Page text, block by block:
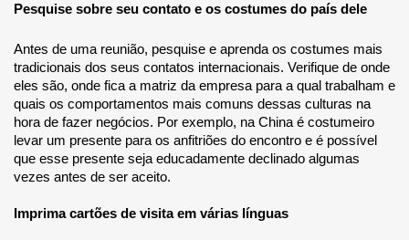
Pesquise sobre seu contato e os costumes do país dele
Antes de uma reunião, pesquise e aprenda os costumes mais
tradicionais dos seus contatos internacionais. Verifique de onde
eles são, onde fica a matriz da empresa para a qual trabalham e
quais os comportamentos mais comuns dessas culturas na
hora de fazer negócios. Por exemplo, na China é costumeiro
levar um presente para os anfitriões do encontro e é possível
que esse presente seja educadamente declinado algumas
vezes antes de ser aceito.
Imprima cartões de visita em várias línguas